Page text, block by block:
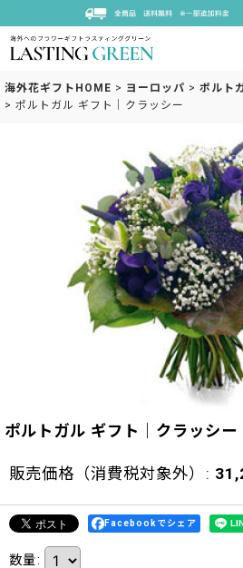
海外花ギフトHOME > ヨーロッパ > ポルト
> ポルトガル ギフト｜クラッシー
ポルトガル ギフト｜クラッシー
販売価格（消費税対象外） :
Facebookでシェア
数量: